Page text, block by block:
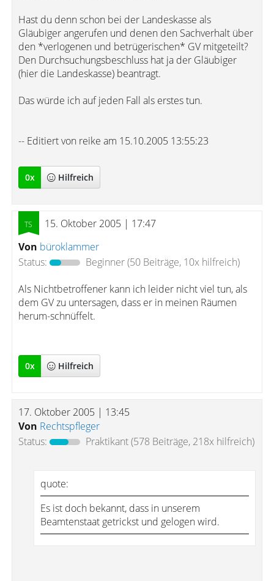
Hast du denn schon bei der Landeskasse als
Gläubiger angerufen und denen den Sachverhalt über
den *verlogenen und betrügerischen* GV mitgeteilt?
Den Durchsuchungsbeschluss hat ja der Gläubiger
(hier die Landeskasse) beantragt.
Das würde ich auf jeden Fall als erstes tun.
-- Editiert von reike am 15.10.2005 13:55:23
0x Hilfreich
15. Oktober 2005 | 17:47
Von büroklammer
Status:
Beginner(50 Beiträge, 10x hilfreich)
Als Nichtbetroffener kann ich leider nicht viel tun, als
dem GV zu untersagen, dass er in meinen Räumen
herum-schnüffelt.
0x Hilfreich
17. Oktober 2005 | 13:45
Von Rechtspfleger
Status:
Praktikant(578 Beiträge, 218x hilfreich)
quote:
Es ist doch bekannt, dass in unserem
Beamtenstaat getrickst und gelogen wird.